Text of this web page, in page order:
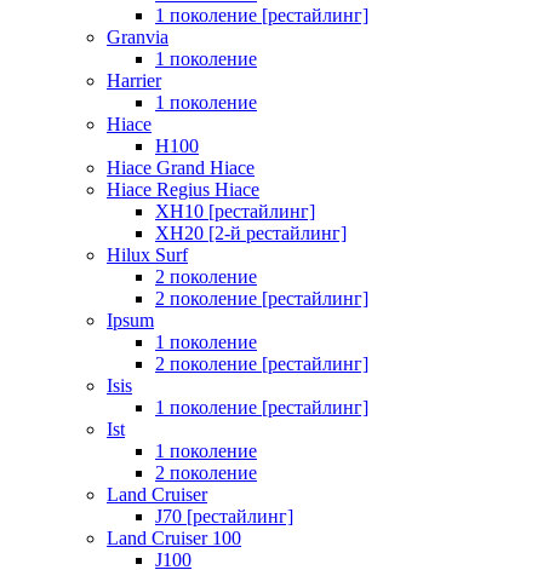
1 поколение [рестайлинг]
Granvia
1 поколение
Harrier
1 поколение
Hiace
H100
Hiace Grand Hiace
Hiace Regius Hiace
XH10 [рестайлинг]
XH20 [2-й рестайлинг]
Hilux Surf
2 поколение
2 поколение [рестайлинг]
Ipsum
1 поколение
2 поколение [рестайлинг]
Isis
1 поколение [рестайлинг]
Ist
1 поколение
2 поколение
Land Cruiser
J70 [рестайлинг]
Land Cruiser 100
J100